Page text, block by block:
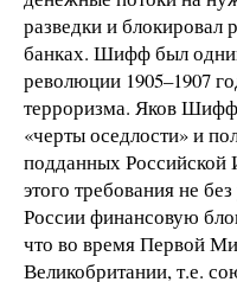
разведки и блокировал
банках. Шифф был
революции 1905–1907
терроризма. Яков
«черты оседлости» и
подданных Российской
этого требования не
России финансовую
что во время Первой
Великобритании, т.е.